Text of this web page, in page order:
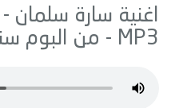
اغنية سارة سلمان -
MP3 - من البوم